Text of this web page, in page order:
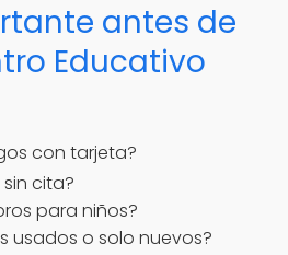
antes de
Educativo
con tarjeta?
sin cita?
para niños?
usados o solo nuevos?